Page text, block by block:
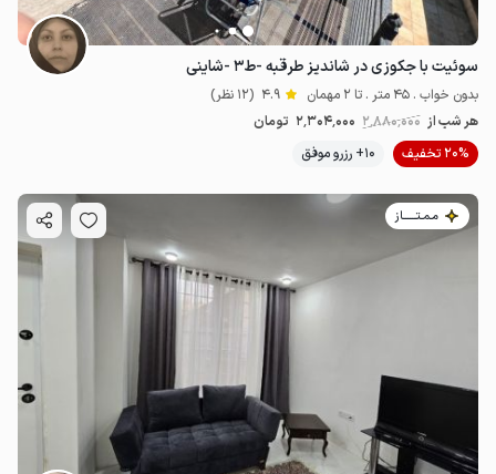
سوئیت با جکوزی در شاندیز طرقبه -ط۳ -شاینی
بدون خواب . 45 متر . تا 2 مهمان 4.9 (12 نظر)
هر شب از 2٬880٬000 2٬304٬000 تومان
20% تخفیف
10+ رزرو موفق
مـمـتــــــاز